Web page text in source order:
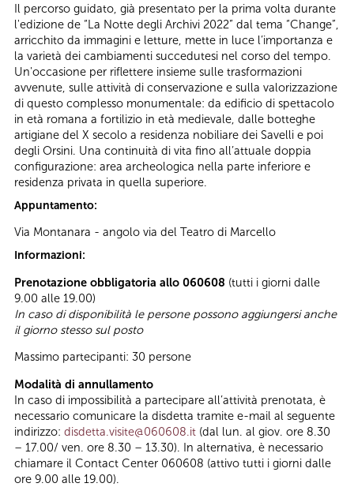
Il percorso guidato, già presentato per la prima volta durante
l'edizione de “La Notte degli Archivi 2022” dal tema “Change”,
arricchito da immagini e letture, mette in luce l’importanza e
la varietà dei cambiamenti succedutesi nel corso del tempo.
Un'occasione per riflettere insieme sulle trasformazioni
avvenute, sulle attività di conservazione e sulla valorizzazione
di questo complesso monumentale: da edificio di spettacolo
in età romana a fortilizio in età medievale, dalle botteghe
artigiane del X secolo a residenza nobiliare dei Savelli e poi
degli Orsini. Una continuità di vita fino all’attuale doppia
configurazione: area archeologica nella parte inferiore e
residenza privata in quella superiore.
Appuntamento:
Via Montanara - angolo via del Teatro di Marcello
Informazioni:
Prenotazione obbligatoria allo 060608 (tutti i giorni dalle
9.00 alle 19.00)
In caso di disponibilità le persone possono aggiungersi anche
il giorno stesso sul posto
Massimo partecipanti: 30 persone
Modalità di annullamento
In caso di impossibilità a partecipare all’attività prenotata, è
necessario comunicare la disdetta tramite e-mail al seguente
indirizzo: disdetta.visite@060608.it (dal lun. al giov. ore 8.30
– 17.00/ ven. ore 8.30 – 13.30). In alternativa, è necessario
chiamare il Contact Center 060608 (attivo tutti i giorni dalle
ore 9.00 alle 19.00).